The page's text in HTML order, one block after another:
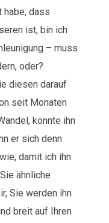
habe, dass
ist, bin ich
– muss
oder?
diesen darauf
seit Monaten
konnte ihn
er sich denn
damit ich ihn
ähnliche
Sie werden ihn
breit auf Ihren